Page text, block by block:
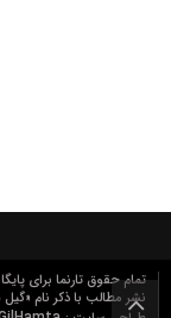
تمام حقوق تارنما برای
نشر مطالب با ذکر نام